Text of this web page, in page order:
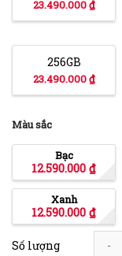
23.490.000 ₫
Màu sắc
Bạc
12.590.000₫
Xanh
12.590.000₫
256GB
23.490.000 ₫
Số lượng
iPhone 12 Pro Max